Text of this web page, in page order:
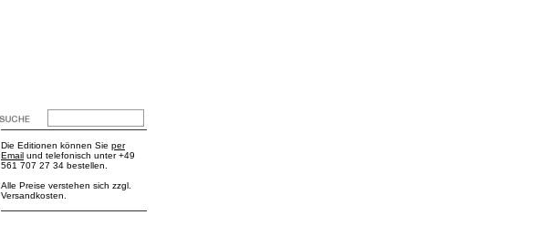
Die Editionen können Sie per
Email und telefonisch unter +49
561 707 27 34 bestellen.
Alle Preise verstehen sich zzgl.
Versandkosten.